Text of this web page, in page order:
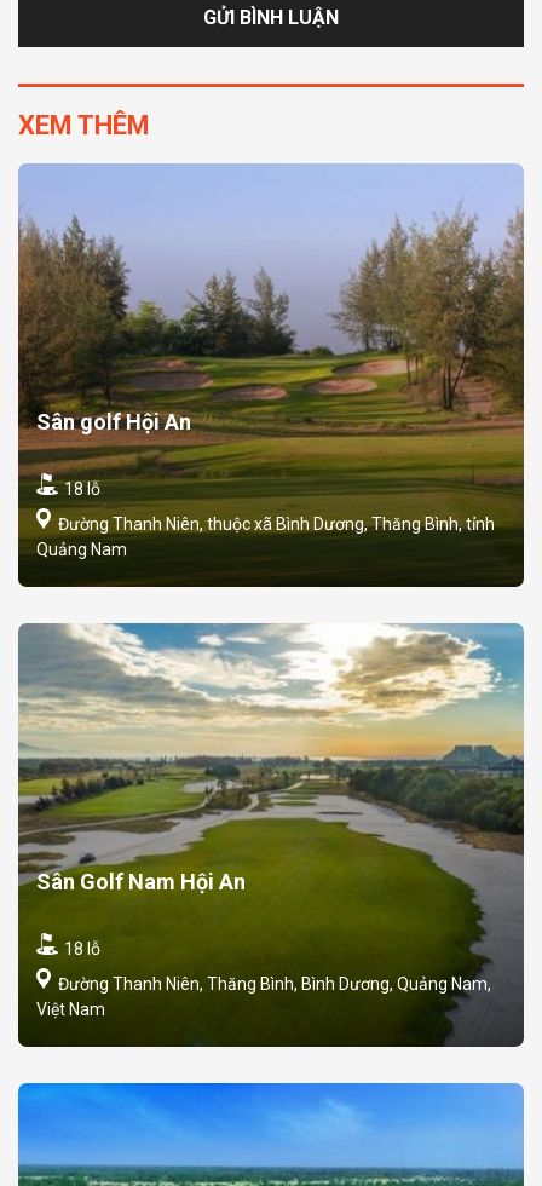
XEM THÊM
Sân golf Hội An
18 lỗ
Đường Thanh Niên, thuộc xã Bình Dương, Thăng Bình, tỉnh
Quảng Nam
Sân Golf Nam Hội An
18 lỗ
Đường Thanh Niên, Thăng Bình, Bình Dương, Quảng Nam,
Việt Nam